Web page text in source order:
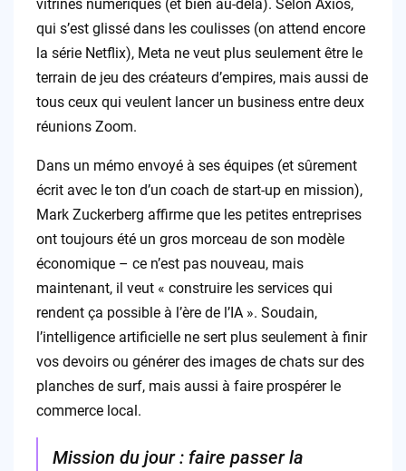
vitrines numériques (et bien au-delà). Selon Axios,
qui s’est glissé dans les coulisses (on attend encore
la série Netflix), Meta ne veut plus seulement être le
terrain de jeu des créateurs d’empires, mais aussi de
tous ceux qui veulent lancer un business entre deux
réunions Zoom.
Dans un mémo envoyé à ses équipes (et sûrement
écrit avec le ton d’un coach de start-up en mission),
Mark Zuckerberg affirme que les petites entreprises
ont toujours été un gros morceau de son modèle
économique – ce n’est pas nouveau, mais
maintenant, il veut « construire les services qui
rendent ça possible à l’ère de l’IA ». Soudain,
l’intelligence artificielle ne sert plus seulement à finir
vos devoirs ou générer des images de chats sur des
planches de surf, mais aussi à faire prospérer le
commerce local.
Mission du jour : faire passer la